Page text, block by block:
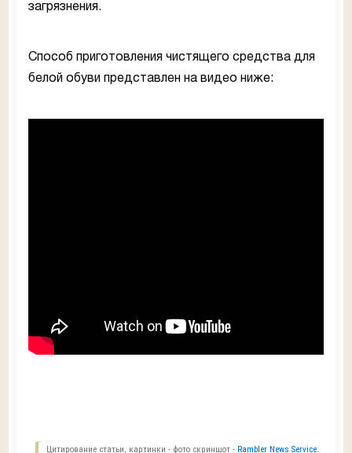
загрязнения.
Способ приготовления чистящего средства для
белой обуви представлен на видео ниже:
Цитирование статьи, картинки - фото скриншот - Rambler News Service.